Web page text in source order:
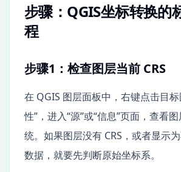
步骤：QGIS坐标转换的
程
步骤1：检查图层当前 CRS
在 QGIS 图层面板中，右键点击目
性”，进入“源”或“信息”页面，查看
统。如果图层没有 CRS，或者显示
数据，就要先判断原始坐标系。